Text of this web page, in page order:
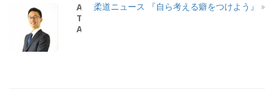
柔道ニュース 『自ら考える癖をつけよう』 »
ABOUT
THE
AUTHOR